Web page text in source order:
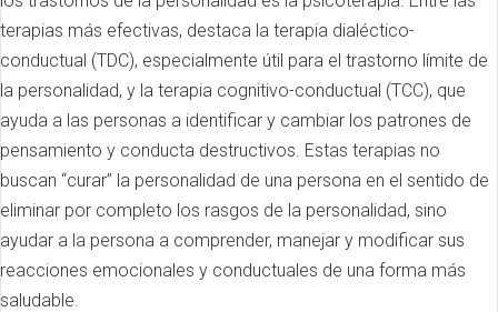
terapias más efectivas, destaca la terapia dialéctico-
conductual (TDC), especialmente útil para el trastorno límite de
la personalidad, y la terapia cognitivo-conductual (TCC), que
ayuda a las personas a identificar y cambiar los patrones de
pensamiento y conducta destructivos. Estas terapias no
buscan “curar” la personalidad de una persona en el sentido de
eliminar por completo los rasgos de la personalidad, sino
ayudar a la persona a comprender, manejar y modificar sus
reacciones emocionales y conductuales de una forma más
saludable.